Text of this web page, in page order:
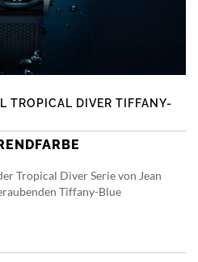
TROPICAL DIVER TIFFANY-
Tropical Diver Serie von Jean
Tiffany-Blue